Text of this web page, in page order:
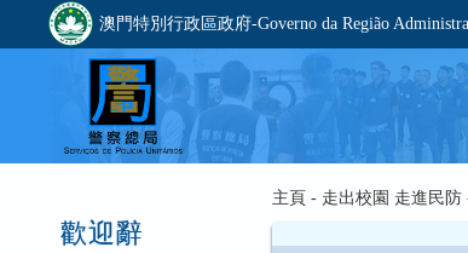
澳門特別行政區政府-Governo da Região
歡迎辭
主頁 - 走出校園 走進民